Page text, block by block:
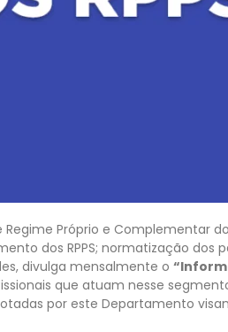
Próprio e Complementar
dos RPPS; normatização dos
divulga mensalmente o
que atuam nesse
por este Departamento